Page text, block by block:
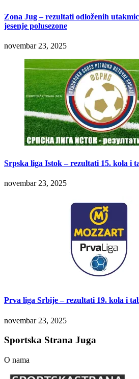
Zona Jug – rezultati odloženih
jesenje polusezone
novembar 23, 2025
Srpska liga Istok – rezultati 15. kola i
novembar 23, 2025
Prva liga Srbije – rezultati 19. kola i
novembar 23, 2025
Sportska Strana Juga
O nama